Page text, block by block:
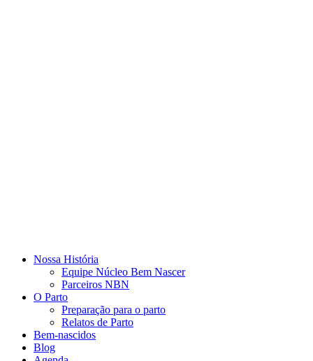
Nossa História
Equipe Núcleo Bem Nascer
Parceiros NBN
O Parto
Preparação para o parto
Relatos de Parto
Bem-nascidos
Blog